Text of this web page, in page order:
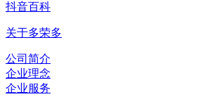
抖音百科
关于多荣多
公司简介
企业理念
企业服务